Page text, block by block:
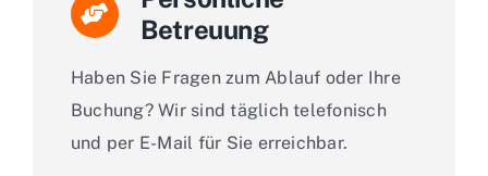
Betreuung
Haben Sie Fragen zum Ablauf oder Ihre
Buchung? Wir sind täglich telefonisch
und per E-Mail für Sie erreichbar.